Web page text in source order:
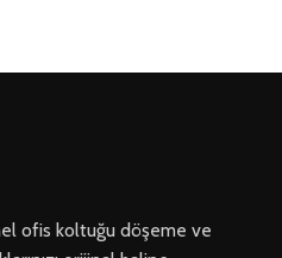
ofis koltuğu döşeme ve